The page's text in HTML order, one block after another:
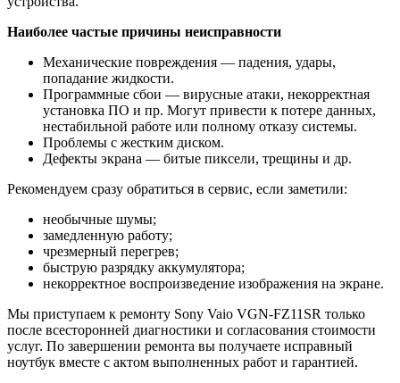
Наиболее частые причины неисправности
Механические повреждения — падения, удары,
попадание жидкости.
Программные сбои — вирусные атаки, некорректная
установка ПО и пр. Могут привести к потере данных,
нестабильной работе или полному отказу системы.
Проблемы с жестким диском.
Дефекты экрана — битые пиксели, трещины и др.
Рекомендуем сразу обратиться в сервис, если заметили:
необычные шумы;
замедленную работу;
чрезмерный перегрев;
быструю разрядку аккумулятора;
некорректное воспроизведение изображения на экране.
Мы приступаем к ремонту Sony Vaio VGN-FZ11SR только
после всесторонней диагностики и согласования стоимости
услуг. По завершении ремонта вы получаете исправный
ноутбук вместе с актом выполненных работ и гарантией.